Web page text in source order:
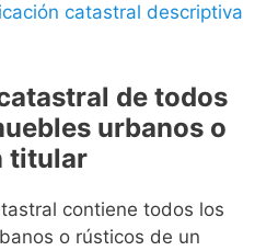
catastral descriptiva
de todos
urbanos o
titular
contiene todos los
o rústicos de un